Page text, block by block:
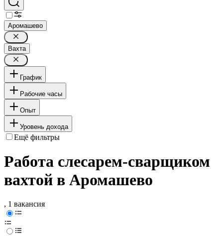
Аромашево
Вахта
График
Рабочие часы
Опыт
Уровень дохода
Ещё фильтры
Работа слесарем-сварщиком
вахтой в Аромашево
, 1 вакансия